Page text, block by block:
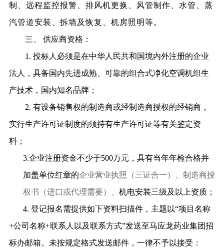
制、远程监控报警、排风机更换、风管制作、水管、蒸
汽管道安装、拆墙及恢复、机房照明等。
三、 供应商资格：
1. 投标人必须是在中华人民共和国境内外注册的企业
法人，具备国内先进成熟、可靠的组合式净化空调机组生
产技术，国内知名品牌；
2. 有设备销售权的制造商或经制造商授权的经销商，
实行生产许可证制度的须持有生产许可证等有关鉴定资
料；
3.企业注册资金不少于500万元，具有当年年检合格并
加盖单位红章的企业营业执照（三证合一）、制造商授
权书（进口或代理需要）、 机电安装三级及以上资质；
4. 登记报名需提供如下资料扫描件，主题以“项目名称
+公司名称+联系人以及联系方式”发送至马应龙药业集团招
标办邮箱。未按规定格式发送邮件，一律不予以接受：